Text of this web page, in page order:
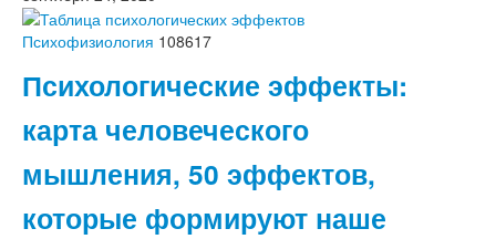
Психофизиология 108617
Психологические эффекты:
карта человеческого
мышления, 50 эффектов,
которые формируют наше